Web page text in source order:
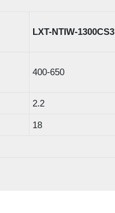
LXT-NTIW-1300CS3
400-650
2.2
18